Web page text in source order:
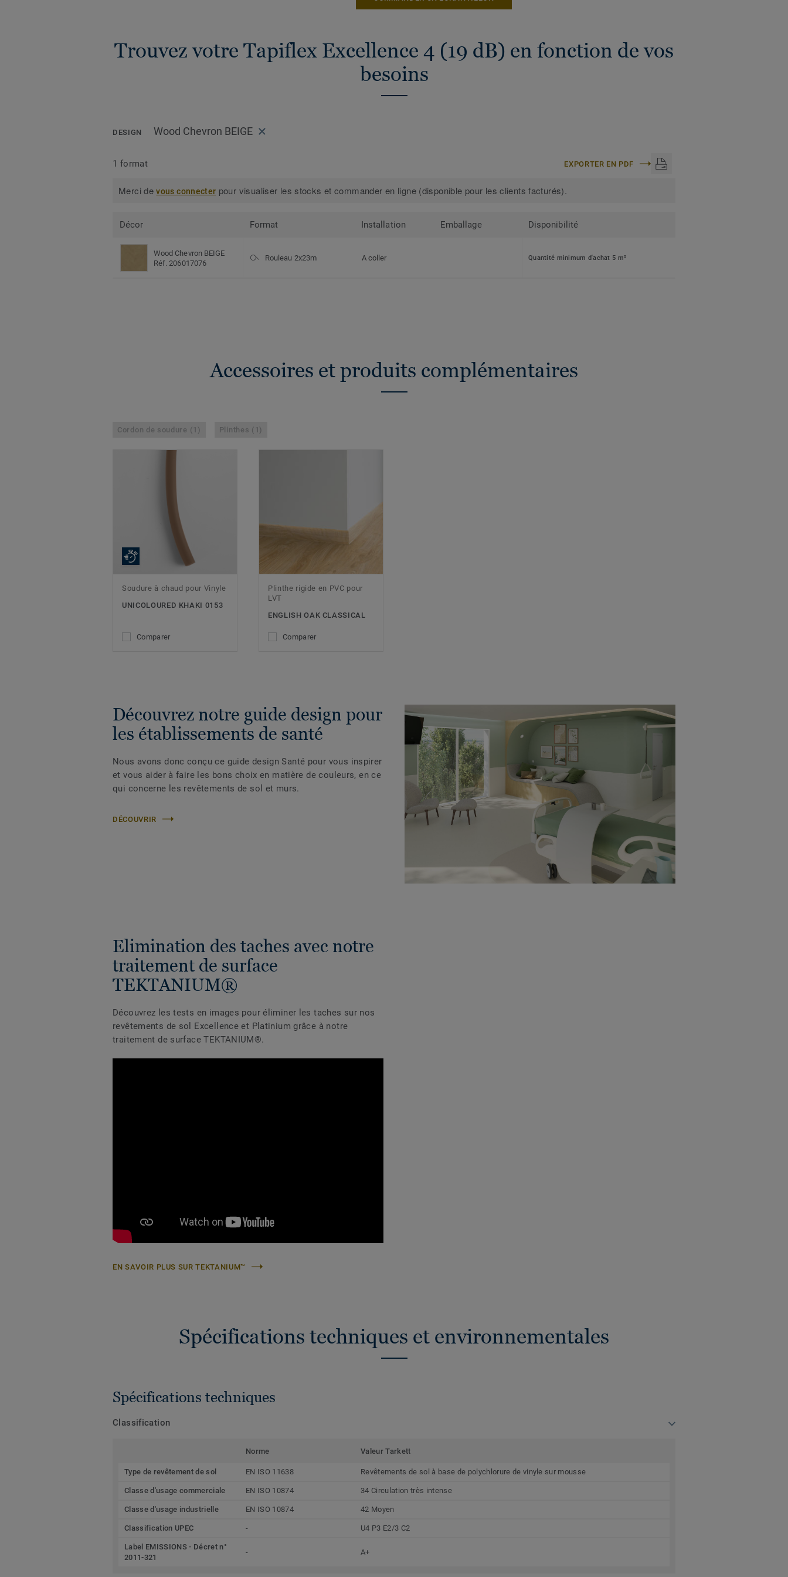
Trouvez votre Tapiflex Excellence 4 (19 dB) en fonction de vos
besoins
DESIGN Wood Chevron BEIGE
1 format EXPORTER EN PDF
Merci devous connecter pour visualiser les stocks et commander en ligne (disponible pour les clients facturés).
Décor Format Installation Emballage Disponibilité
Wood Chevron BEIGE
Réf. 206017076
Rouleau 2x23m A coller Quantité minimum d'achat 5 m²
Accessoires et produits complémentaires
Cordon de soudure (1) Plinthes (1)
Soudure à chaud pour Vinyle
UNICOLOURED KHAKI 0153
Comparer
Plinthe rigide en PVC pour
LVT
ENGLISH OAK CLASSICAL
Comparer
Découvrez notre guide design pour
les établissements de santé
Nous avons donc conçu ce guide design Santé pour vous inspirer
et vous aider à faire les bons choix en matière de couleurs, en ce
qui concerne les revêtements de sol et murs.
DÉCOUVRIR
Elimination des taches avec notre
traitement de surface
TEKTANIUM®
Découvrez les tests en images pour éliminer les taches sur nos
revêtements de sol Excellence et Platinium grâce à notre
traitement de surface TEKTANIUM®.
EN SAVOIR PLUS SUR TEKTANIUM™
Spécifications techniques et environnementales
Spécifications techniques
Classification
Norme Valeur Tarkett
Type de revêtement de sol EN ISO 11638 Revêtements de sol à base de polychlorure de vinyle sur mousse
Classe d'usage commerciale EN ISO 10874 34 Circulation très intense
Classe d'usage industrielle EN ISO 10874 42 Moyen
Classification UPEC - U4 P3 E2/3 C2
Label EMISSIONS - Décret n°
2011-321
- A+